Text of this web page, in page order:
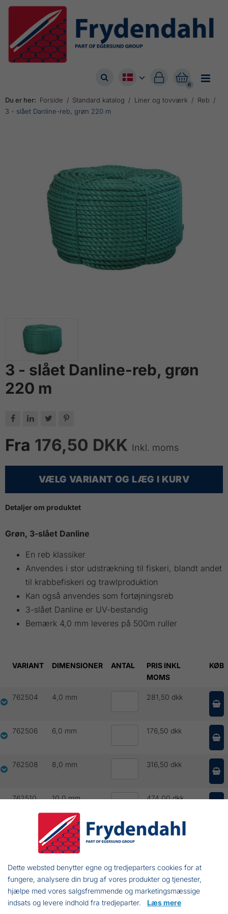


0

Du er her: Forside Standard katalog Liner og tovværk
Reb
3 - slået Danline-reb, grøn 220 m
3 - slået Danline-reb, grøn
220 m
   
Fra 176,50 DKK Inkl. moms
VÆLG VARIANT OG LÆG I KURV
Detaljer om produktet
Grøn, 3-slået Danline
En reb klassiker
Anvendes i stor udstrækning til fiskeri, blandt andet
til krabbefiskeri og trawlproduktion
Kan også anvendes som fortøjningsreb
3-slået Danline er UV-bestandig
Bemærk 4,0 mm leveres på 500m ruller
VARIANT DIMENSIONER ANTAL
PRIS INKL
MOMS
KØB
762504 4,0 mm 281,50 dkk
762506 6,0 mm 176,50 dkk
762508 8,0 mm 316,50 dkk
762510 10,0 mm 474,00 dkk
12,0 mm 710,50 dkk
762514 14,0 mm 949,00 dkk
762516 16,0 mm 1.847,50 dkk
Dette websted benytter egne og tredjeparters cookies for at
fungere, analysere din brug af vores produkter og tjenester,
hjælpe med vores salgsfremmende og marketingsmæssige
indsats og levere indhold fra tredjeparter. Læs mere